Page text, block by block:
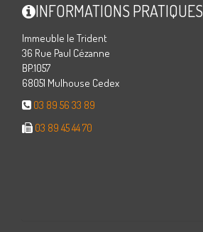
INFORMATIONS PRATIQUES
Immeuble le Trident
36 Rue Paul Cézanne
BP.1057
68051 Mulhouse Cedex
03 89 56 33 89
03 89 45 44 70